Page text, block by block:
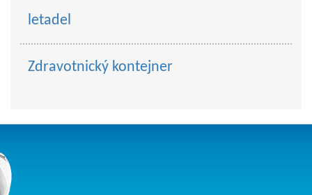
letadel
Zdravotnický kontejner